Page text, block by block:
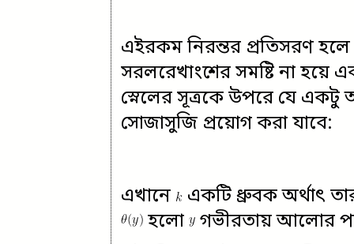
এইরকম নিরন্তর প্রতিসরণ
সরলরেখাংশের সমষ্টি না হয়ে
স্নেলের সূত্রকে উপরে যে একটু
সোজাসুজি প্রয়োগ করা যাবে:
এখানে
একটি ধ্রুবক অর্থাৎ
হলো
গভীরতায় আলোর